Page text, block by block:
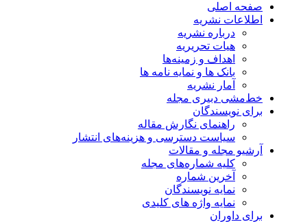
صفحه اصلی
اطلاعات نشریه
درباره نشریه
هیات تحریریه
اهداف و زمینه‌ها
بانک ها و نمایه نامه ها
آمار نشریه
خط‌مشی دبیری مجله
برای نویسندگان
راهنمای نگارش مقاله
سیاست دسترسی و هزینه‌های انتشار
آرشیو مجله و مقالات
کلیه شماره‌های مجله
آخرین شماره
نمایه نویسندگان
نمایه واژه های کلیدی
برای داوران